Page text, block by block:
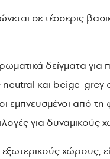
σε τέσσερις
δείγματα
neutral και beige-
εμπνευσμένοι από
για
εξωτερικούς χώρους,